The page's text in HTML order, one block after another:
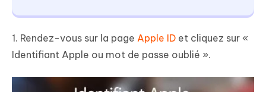
1. Rendez-vous sur la page Apple ID et cliquez sur «
Identifiant Apple ou mot de passe oublié ».